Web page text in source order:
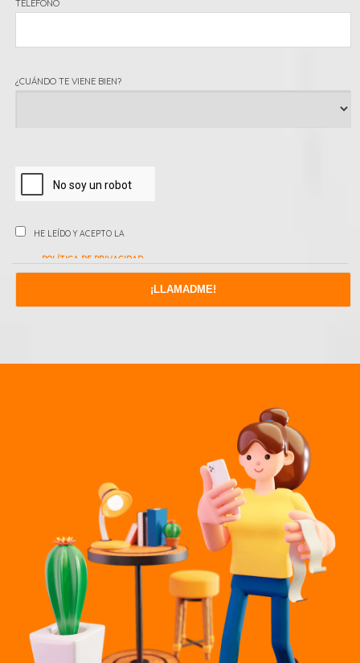
TELÉFONO
¿CUÁNDO TE VIENE BIEN?
HE LEÍDO Y ACEPTO LA
POLÍTICA DE PRIVACIDAD